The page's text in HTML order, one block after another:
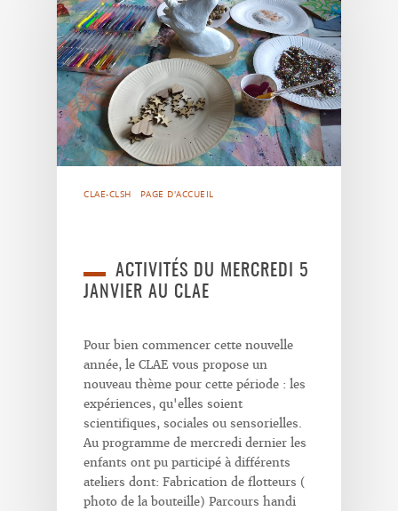
CLAE-CLSH PAGE D'ACCUEIL
ACTIVITÉS DU MERCREDI 5
JANVIER AU CLAE
Pour bien commencer cette nouvelle
année, le CLAE vous propose un
nouveau thème pour cette période : les
expériences, qu'elles soient
scientifiques, sociales ou sensorielles.
Au programme de mercredi dernier les
enfants ont pu participé à différents
ateliers dont: Fabrication de flotteurs (
photo de la bouteille) Parcours handi